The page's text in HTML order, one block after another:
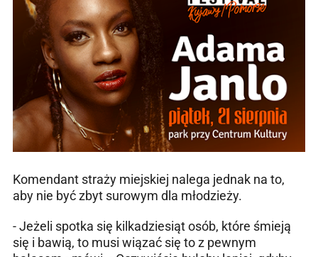
Komendant straży miejskiej nalega jednak na to,
aby nie być zbyt surowym dla młodzieży.
- Jeżeli spotka się kilkadziesiąt osób, które śmieją
się i bawią, to musi wiązać się to z pewnym